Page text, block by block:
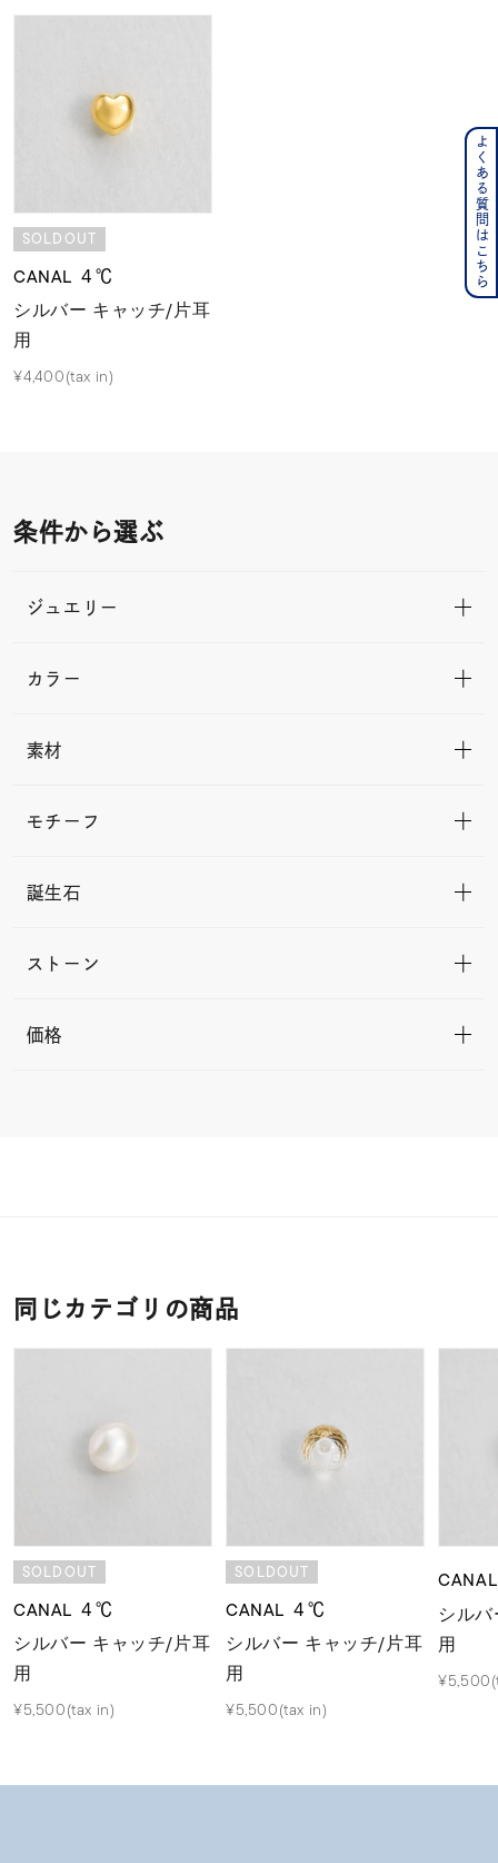
SOLDOUT
CANAL ４℃
シルバー キャッチ/片耳
用
¥4,400(tax in)
条件から選ぶ
ジュエリー
カラー
素材
モチーフ
誕生石
ストーン
価格
同じカテゴリの商品
SOLDOUT
CANAL ４℃
シルバー キャッチ/片耳
用
¥5,500(tax in)
SOLDOUT
CANAL ４℃
シルバー キャッチ/片耳
用
¥5,500(tax in)
シル
用
よくある質問はこちら